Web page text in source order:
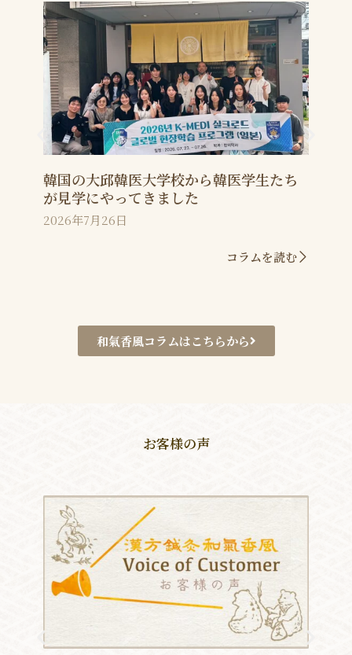
韓国の大邱韓医大学校から韓医学生たち
が見学にやってきました
2026年7月26日
コラムを読む
和氣香風コラムはこちらから
お客様の声